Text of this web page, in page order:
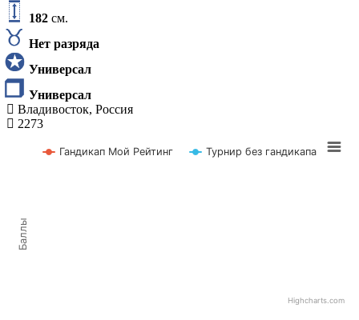
182 см.
Нет разряда
Универсал
Универсал
Владивосток, Россия
2273
Баллы
Гандикап Мой Рейтинг Турнир без гандикапа
Highcharts.com